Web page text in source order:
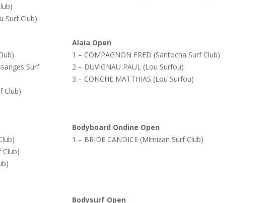
Surf Club)
Surf
Club)
Alaia Open
1 – COMPAGNON FRED (Santocha Surf Club)
2 – DUVIGNAU PAUL (Lou Surfou)
3 – CONCHE MATTHIAS (Lou Surfou)
Club)
Bodyboard Ondine Open
1 – BRIDE CANDICE (Mimizan Surf Club)
Bodysurf Open